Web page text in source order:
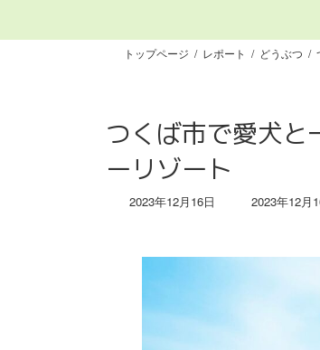
トップページ レポート どうぶつ
つくば市で愛犬
ーリゾート
2023年12月16日
最
新
2023年12月